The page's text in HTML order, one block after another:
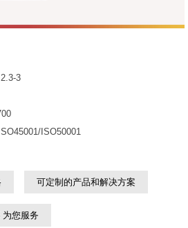
3
ISO50001
可定制的产品和解决方案
为您服务